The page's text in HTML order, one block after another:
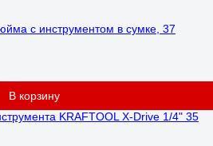
с инструментом в сумке, 37
В корзину